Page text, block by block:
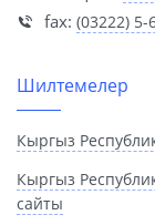
fax: (03222) 5-
Шилтемелер
Кыргыз
Кыргыз
сайты